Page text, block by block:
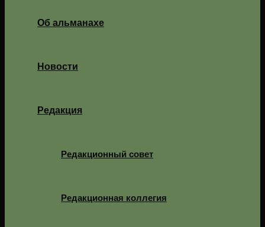
Об альманахе
Новости
Редакция
Редакционный совет
Редакционная коллегия